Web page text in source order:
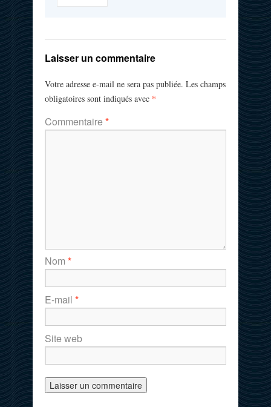
Laisser un commentaire
Votre adresse e-mail ne sera pas publiée. Les champs
obligatoires sont indiqués avec *
Commentaire *
Nom *
E-mail *
Site web